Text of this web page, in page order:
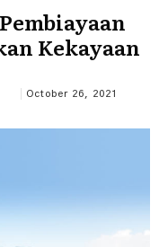
Kekayaan
October 26, 2021